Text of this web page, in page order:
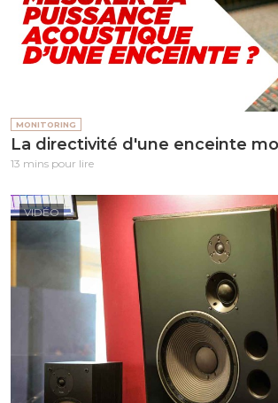
MONITORING
La directivité d'une enceinte
13 mins pour lire
VIDÉO